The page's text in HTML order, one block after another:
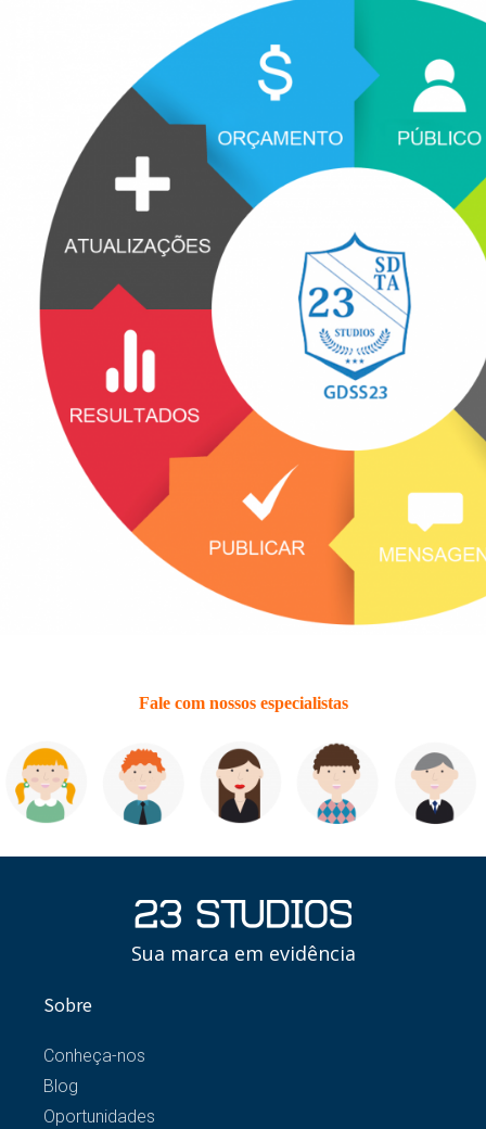
Fale com nossos especialistas
Sua marca em evidência
Sobre
Conheça-nos
Blog
Oportunidades